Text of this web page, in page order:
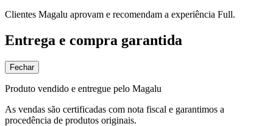
Clientes Magalu aprovam e recomendam a experiência Full.
Entrega e compra garantida
Fechar
Produto vendido e entregue pelo Magalu
As vendas são certificadas com nota fiscal e garantimos a
procedência de produtos originais.